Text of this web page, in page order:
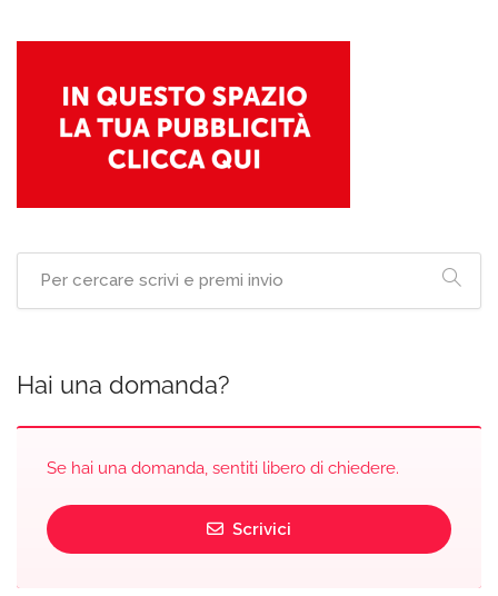
Hai una domanda?
Se hai una domanda, sentiti libero di chiedere.
Scrivici